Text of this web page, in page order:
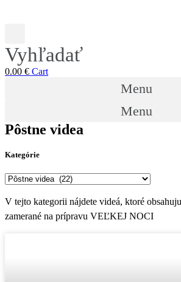
Vyhľadať
0.00 € Cart
Menu
Menu
Pôstne videa
Kategórie
Kategórie
V tejto kategorii nájdete videá, ktoré
zamerané na prípravu VEĽKEJ NOCI